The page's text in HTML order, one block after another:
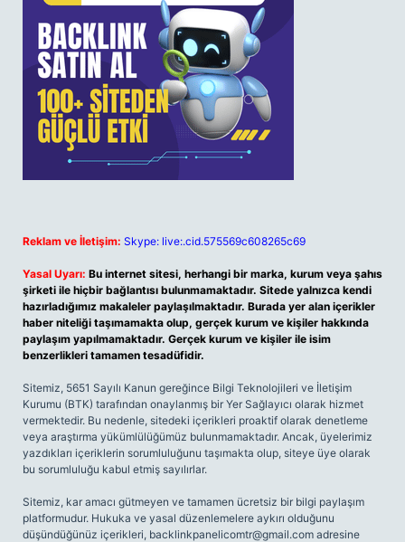
Reklam ve İletişim: Skype: live:.cid.575569c608265c69
Yasal Uyarı: Bu internet sitesi, herhangi bir marka, kurum veya şahıs
şirketi ile hiçbir bağlantısı bulunmamaktadır. Sitede yalnızca kendi
hazırladığımız makaleler paylaşılmaktadır. Burada yer alan içerikler
haber niteliği taşımamakta olup, gerçek kurum ve kişiler hakkında
paylaşım yapılmamaktadır. Gerçek kurum ve kişiler ile isim
benzerlikleri tamamen tesadüfidir.
Sitemiz, 5651 Sayılı Kanun gereğince Bilgi Teknolojileri ve İletişim
Kurumu (BTK) tarafından onaylanmış bir Yer Sağlayıcı olarak hizmet
vermektedir. Bu nedenle, sitedeki içerikleri proaktif olarak denetleme
veya araştırma yükümlülüğümüz bulunmamaktadır. Ancak, üyelerimiz
yazdıkları içeriklerin sorumluluğunu taşımakta olup, siteye üye olarak
bu sorumluluğu kabul etmiş sayılırlar.
Sitemiz, kar amacı gütmeyen ve tamamen ücretsiz bir bilgi paylaşım
platformudur. Hukuka ve yasal düzenlemelere aykırı olduğunu
düşündüğünüz içerikleri, backlinkpanelicomtr@gmail.com adresine